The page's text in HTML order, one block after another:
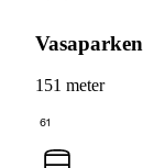
Vasaparken
151 meter
61